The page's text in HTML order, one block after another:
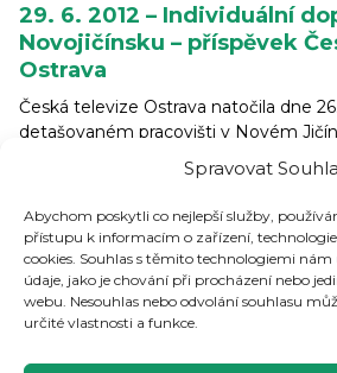
Spravovat
Abychom poskytli co nejlepší služby,
přístupu k informacím o zařízení,
cookies. Souhlas s těmito technologiemi
údaje, jako je chování při procházení nebo
webu. Nesouhlas nebo odvolání souhlasu
určité vlastnosti a funkce.
29. 6. 2012 – Individuální
Novojičínsku – příspěvek
Ostrava
Česká televize Ostrava natočila dne
detašovaném pracovišti v Novém
Příspěvek naleznetezde .
27. 6. 2012 – Den
Frýdku-Místku
Den otevřených dveří. Návštěvníci